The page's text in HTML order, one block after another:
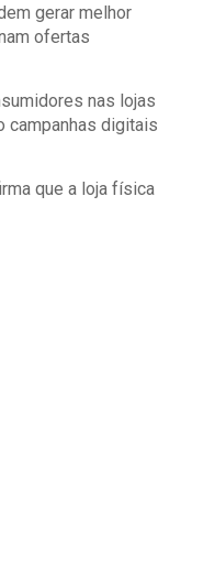
gerar melhor
ofertas
nas lojas
campanhas digitais
que a loja física